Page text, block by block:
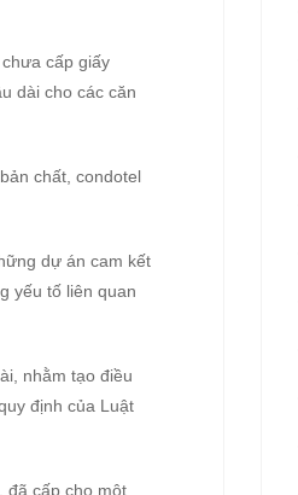
cấp giấy
dài cho các căn
chất, condotel
dự án cam kết
yếu tố liên quan
nhằm tạo điều
định của Luật
đã cấp cho một